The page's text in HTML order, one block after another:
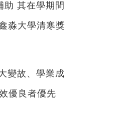
助 其在學期間
淼大學清寒獎
變故、學業成
優良者優先